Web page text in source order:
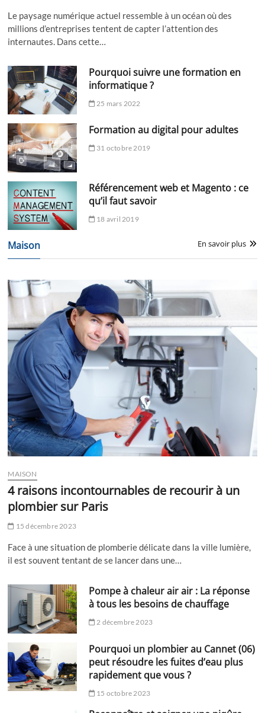
Le paysage numérique actuel ressemble à un océan où des
millions d’entreprises tentent de capter l’attention des
internautes. Dans cette…
Pourquoi suivre une formation en
informatique ?
25 mars 2022
Formation au digital pour adultes
31 octobre 2019
Référencement web et Magento : ce
qu’il faut savoir
18 avril 2019
Maison En savoir plus
MAISON
4 raisons incontournables de recourir à un
plombier sur Paris
15 décembre 2023
Face à une situation de plomberie délicate dans la ville lumière,
il est souvent tentant de se lancer dans une…
Pompe à chaleur air air : La réponse
à tous les besoins de chauffage
2 décembre 2023
Pourquoi un plombier au Cannet (06)
peut résoudre les fuites d’eau plus
rapidement que vous ?
15 octobre 2023